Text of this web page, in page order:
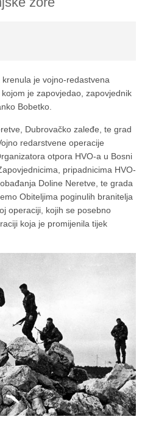
je vojno-redastvena
je zapovjedao, zapovjednik
Bobetko.
Dubrovačko zaleđe, te grad
redarstvene operacije
otpora HVO-a u Bosni
pripadnicima HVO-
Doline Neretve, te grada
Obiteljima poginulih branitelja
operaciji, kojih se posebno
koja je promijenila tijek